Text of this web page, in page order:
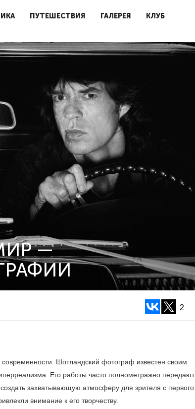
ПУТЕШЕСТВИЯ ГАЛЕРЕЯ КЛУБ
—
2
Шотландский фотограф известен своим
Его работы часто полнометражно передают
захватывающую атмосферу для зрителя с первого
внимание к его творчеству.